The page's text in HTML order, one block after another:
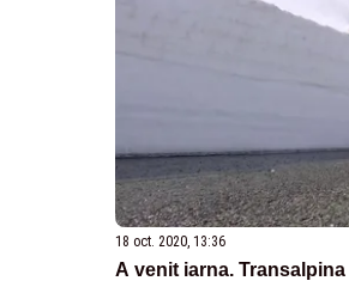
18 oct. 2020, 13:36
A venit iarna.